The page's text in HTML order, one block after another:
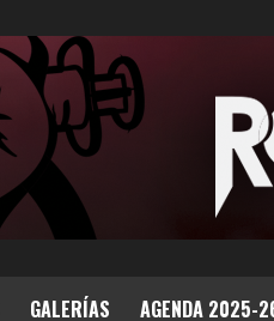
GALERÍAS AGENDA 2025-